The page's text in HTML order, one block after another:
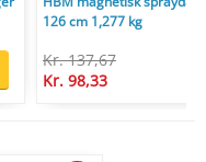
126 cm 1,277 kg
Kr. 137,67
Kr. 98,33